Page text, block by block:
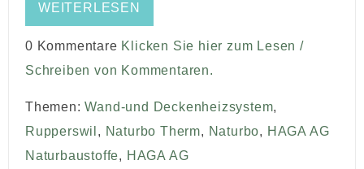
WEITERLESEN
0 Kommentare Klicken Sie hier zum Lesen /
Schreiben von Kommentaren.
Themen:Wand-und Deckenheizsystem,
Rupperswil , Naturbo Therm, Naturbo, HAGA AG
Naturbaustoffe, HAGA AG